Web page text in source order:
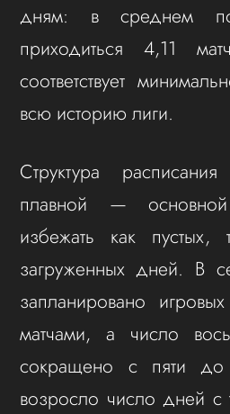
дням: в среднем
приходиться 4,11
соответствует
всю историю лиги.
Структура
плавной —
избежать как
загруженных дней. В
запланировано
матчами, а число
сокращено с пяти
возросло число дней с